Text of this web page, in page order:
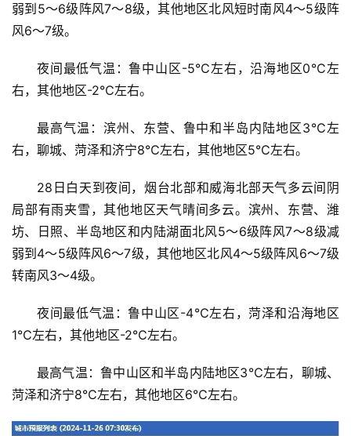
首
弱到5～6级阵风7～8级，其他地区北风短时南风4～5级阵
风6～7级。
夜间最低气温：鲁中山区-5℃左右，沿海地区0℃左
右，其他地区-2℃左右。
最高气温：滨州、东营、鲁中和半岛内陆地区3℃左
右，聊城、菏泽和济宁8℃左右，其他地区5℃左右。
28日白天到夜间，烟台北部和威海北部天气多云间阴
局部有雨夹雪，其他地区天气晴间多云。滨州、东营、潍
坊、日照、半岛地区和内陆湖面北风5～6级阵风7～8级减
弱到4～5级阵风6～7级，其他地区北风4～5级阵风6～7级
转南风3～4级。
夜间最低气温：鲁中山区-4℃左右，菏泽和沿海地区
1℃左右，其他地区-2℃左右。
最高气温：鲁中山区和半岛内陆地区3℃左右，聊城、
菏泽和济宁8℃左右，其他地区6℃左右。